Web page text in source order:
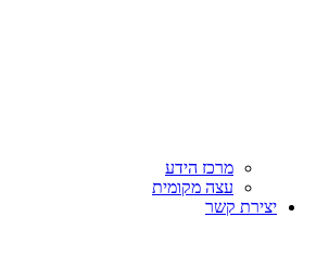
מרכז הידע
עצה מקומית
יצירת קשר